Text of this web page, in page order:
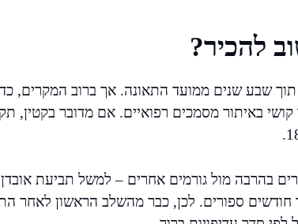
להכיר?
תוך שבע שנים ממועד התאונה. אך ברוב המקרים,
באיתור מסמכים רפואיים. אם מדובר בקטין,
בהרבה מול גורמים אחרים – למשל תביעת
חודשים ספורים. לכן, כבר מהשלב הראשון לאחר